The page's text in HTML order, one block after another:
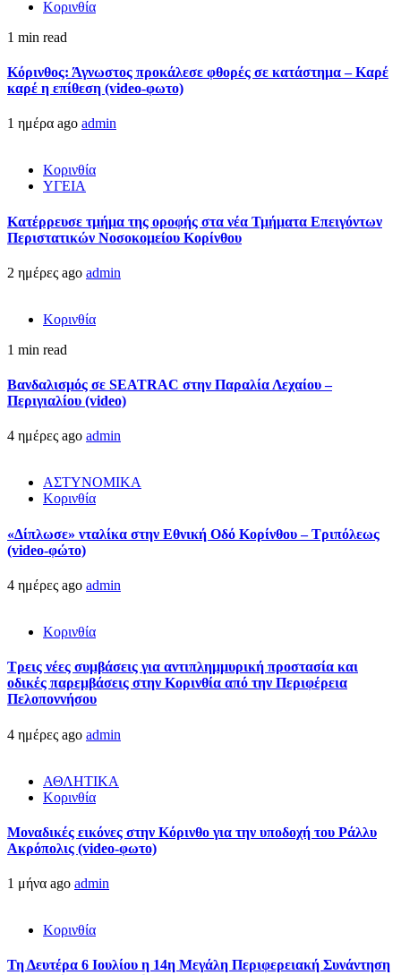
Κορινθία
1 min read
Κόρινθος: Άγνωστος προκάλεσε φθορές σε κατάστημα – Καρέ
καρέ η επίθεση (video-φωτο)
1 ημέρα ago admin
Κορινθία
ΥΓΕΙΑ
Kατέρρευσε τμήμα της οροφής στα νέα Τμήματα Επειγόντων
Περιστατικών Νοσοκομείου Κορίνθου
2 ημέρες ago admin
Κορινθία
1 min read
Βανδαλισμός σε SEATRAC στην Παραλία Λεχαίου –
Περιγιαλίου (video)
4 ημέρες ago admin
ΑΣΤΥΝΟΜΙΚΑ
Κορινθία
«Δίπλωσε» νταλίκα στην Εθνική Oδό Κορίνθου – Τριπόλεως
(video-φώτο)
4 ημέρες ago admin
Κορινθία
Τρεις νέες συμβάσεις για αντιπλημμυρική προστασία και
οδικές παρεμβάσεις στην Κορινθία από την Περιφέρεια
Πελοποννήσου
4 ημέρες ago admin
ΑΘΛΗΤΙΚΑ
Κορινθία
Μοναδικές εικόνες στην Κόρινθο για την υποδοχή του Ράλλυ
Ακρόπολις (video-φωτο)
1 μήνα ago admin
Κορινθία
Τη Δευτέρα 6 Ιουλίου η 14η Μεγάλη Περιφερειακή Συνάντηση